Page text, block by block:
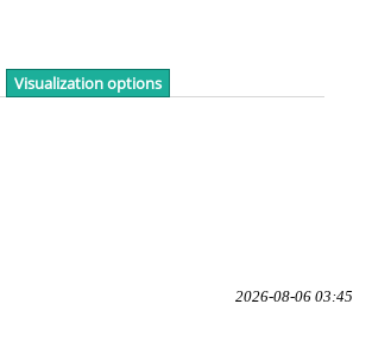
Visualization options
2026-08-06 03:45